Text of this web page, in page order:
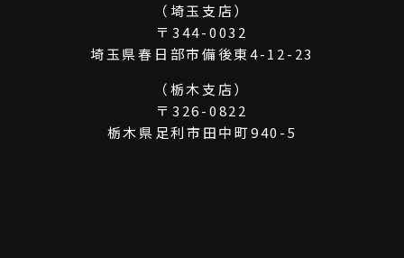
（埼玉支店）
〒344-0032
埼玉県春日部市備後東4-12-23
（栃木支店）
〒326-0822
栃木県足利市田中町940-5